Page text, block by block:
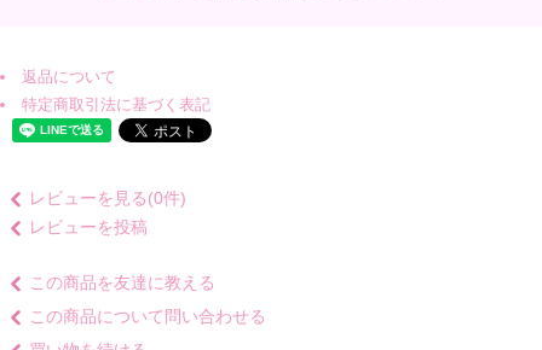
返品について
特定商取引法に基づく表記
レビューを見る(0件)
レビューを投稿
この商品を友達に教える
この商品について問い合わせる